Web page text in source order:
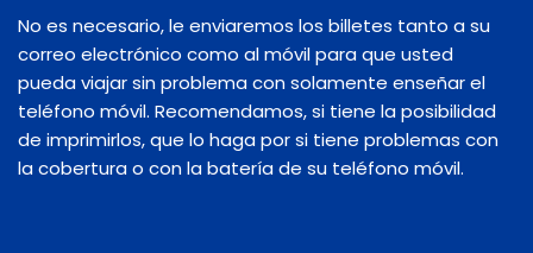
No es necesario, le enviaremos los billetes tanto a su
correo electrónico como al móvil para que usted
pueda viajar sin problema con solamente enseñar el
teléfono móvil. Recomendamos, si tiene la posibilidad
de imprimirlos, que lo haga por si tiene problemas con
la cobertura o con la batería de su teléfono móvil.